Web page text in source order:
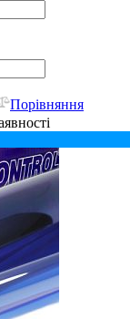
Порівняння